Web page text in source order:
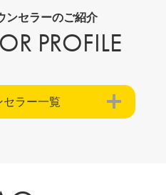
ンセラーのご紹介
PROFILE
セラー一覧